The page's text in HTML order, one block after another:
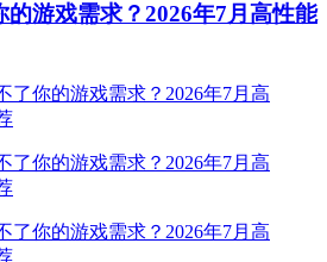
的游戏需求？2026年7月高性能